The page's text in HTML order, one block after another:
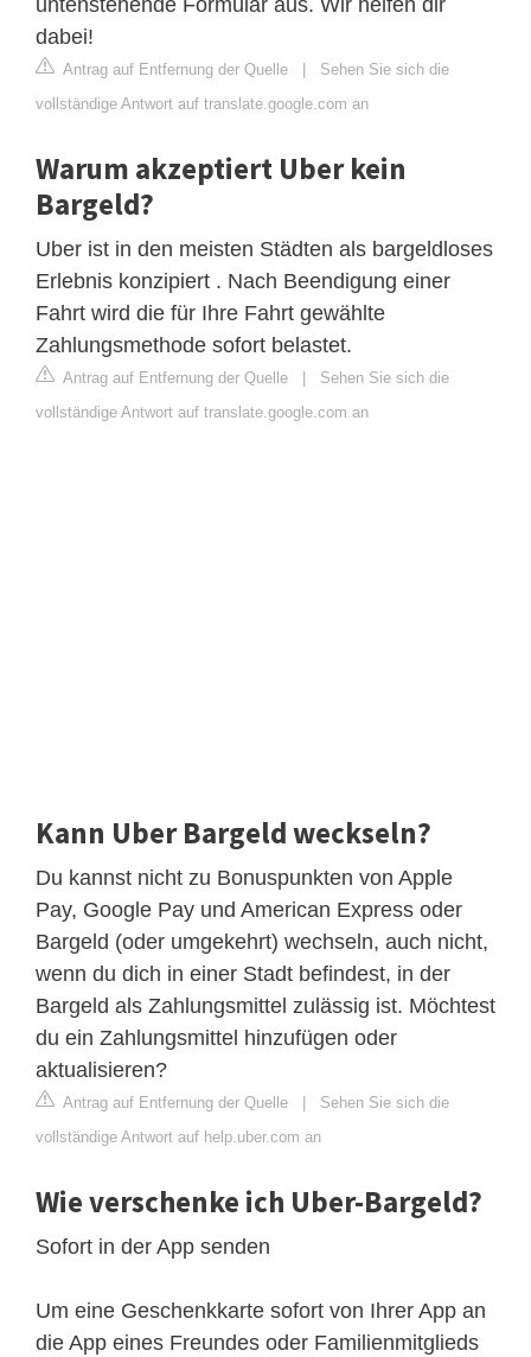
untenstehende Formular aus. Wir helfen dir
dabei!
Antrag auf Entfernung der Quelle
Sehen Sie sich die
vollständige Antwort auf translate.google.com an
Warum akzeptiert Uber kein
Bargeld?
Uber ist in den meisten Städten als bargeldloses
Erlebnis konzipiert . Nach Beendigung einer
Fahrt wird die für Ihre Fahrt gewählte
Zahlungsmethode sofort belastet.
Antrag auf Entfernung der Quelle
Sehen Sie sich die
vollständige Antwort auf translate.google.com an
Kann Uber Bargeld weckseln?
Du kannst nicht zu Bonuspunkten von Apple
Pay, Google Pay und American Express oder
Bargeld (oder umgekehrt) wechseln, auch nicht,
wenn du dich in einer Stadt befindest, in der
Bargeld als Zahlungsmittel zulässig ist. Möchtest
du ein Zahlungsmittel hinzufügen oder
aktualisieren?
Antrag auf Entfernung der Quelle
Sehen Sie sich die
vollständige Antwort auf help.uber.com an
Wie verschenke ich Uber-Bargeld?
Sofort in der App senden
Um eine Geschenkkarte sofort von Ihrer App an
die App eines Freundes oder Familienmitglieds